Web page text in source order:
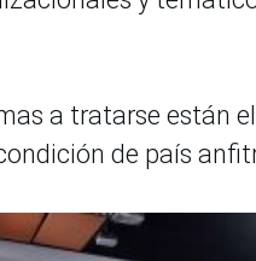
a tratarse están
de país